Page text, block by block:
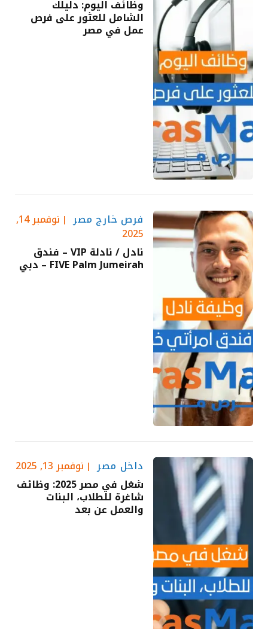
وظائف اليوم: دليلك
الشامل للعثور على فرص
عمل في مصر
فرص خارج مصر نوفمبر 14,
2025
نادل / نادلة VIP – فندق
FIVE Palm Jumeirah – دبي
داخل مصر نوفمبر 13, 2025
شغل في مصر 2025: وظائف
شاغرة للطلاب، البنات
والعمل عن بعد